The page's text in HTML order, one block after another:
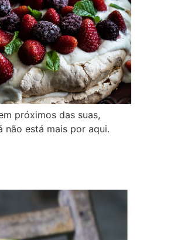
próximos das suas,
não está mais por aqui.